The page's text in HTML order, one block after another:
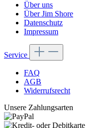
Über uns
Über Jim Shore
Datenschutz
Impressum
Service
FAQ
AGB
Widerrufsrecht
Unsere Zahlungsarten